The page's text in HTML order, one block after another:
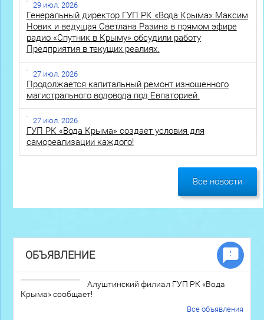
29 июл. 2026
Генеральный директор ГУП РК «Вода Крыма» Максим
Новик и ведущая Светлана Разина в прямом эфире
радио «Спутник в Крыму» обсудили работу
Предприятия в текущих реалиях.
27 июл. 2026
Продолжается капитальный ремонт изношенного
магистрального водовода под Евпаторией.
27 июл. 2026
ГУП РК «Вода Крыма» создает условия для
самореализации каждого!
Все новости
ОБЪЯВЛЕНИЕ
Алуштинский филиал ГУП РК «Вода
Крыма» сообщает!
Все объявления